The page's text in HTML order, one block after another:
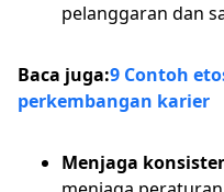
pelanggaran dan
Baca juga:9 Contoh
perkembangan karier
Menjaga